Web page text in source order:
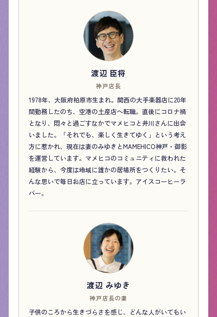
渡辺 臣将
神戸店長
1978年、大阪府柏原市生まれ。関西の大手楽器店に20年
間勤務したのち、空港の土産店へ転職。直後にコロナ禍
となり、悶々と過ごすなかでマメヒコと井川さんに出会
いました。「それでも、楽しく生きてゆく」という考え
方に惹かれ、現在は妻のみゆきとMAMEHICO神戸・御影
を運営しています。マメヒコのコミュニティに救われた
経験から、今度は地域に誰かの居場所をつくりたい。そ
んな思いで毎日お店に立っています。アイスコーヒーラ
バー。
渡辺 みゆき
神戸店長の妻
子供のころから生きづらさを感じ、どんな人がいてもい